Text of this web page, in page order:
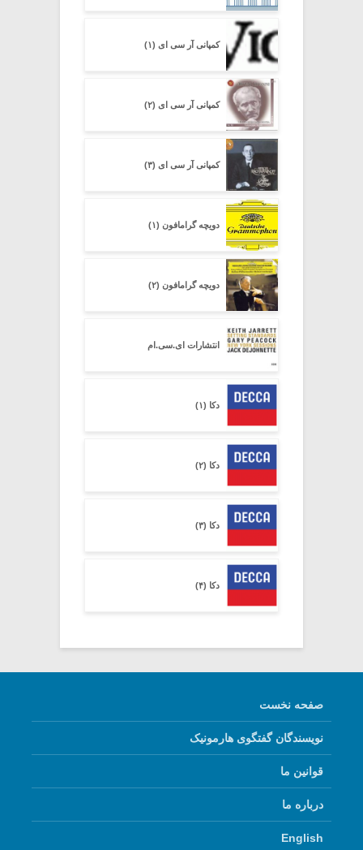
کمپانی آر سی ای (۱)
کمپانی آر سی ای (۲)
کمپانی آر سی ای (۳)
دویچه گرامافون (۱)
دویچه گرامافون (۲)
انتشارات ای.سی.ام
دکا (۱)
دکا (۲)
دکا (۳)
دکا (۴)
صفحه نخست
نویسندگان گفتگوی هارمونیک
قوانین ما
درباره ما
English